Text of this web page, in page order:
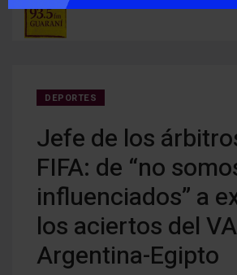
DEPORTES
Jefe de los
FIFA: de “no
influenciados” a
los aciertos del
Argentina-Egipto